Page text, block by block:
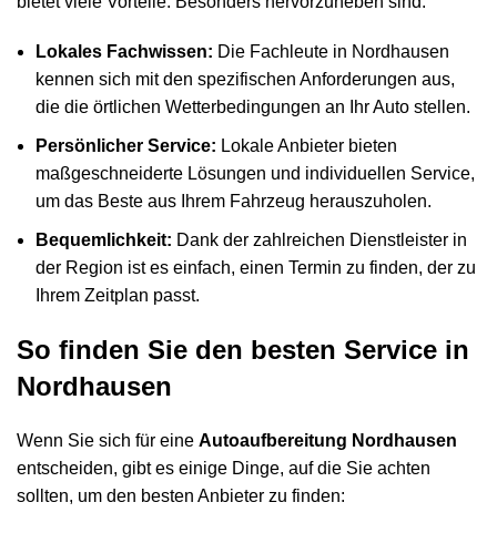
Lokales Fachwissen: Die Fachleute in Nordhausen
kennen sich mit den spezifischen Anforderungen aus,
die die örtlichen Wetterbedingungen an Ihr Auto stellen.
Persönlicher Service: Lokale Anbieter bieten
maßgeschneiderte Lösungen und individuellen Service,
um das Beste aus Ihrem Fahrzeug herauszuholen.
Bequemlichkeit: Dank der zahlreichen Dienstleister in
der Region ist es einfach, einen Termin zu finden, der zu
Ihrem Zeitplan passt.
So finden Sie den besten Service in
Nordhausen
Wenn Sie sich für eine Autoaufbereitung Nordhausen
entscheiden, gibt es einige Dinge, auf die Sie achten
sollten, um den besten Anbieter zu finden: